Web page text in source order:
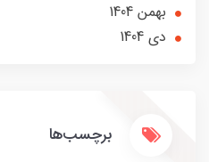
بهمن 1404
دی 1404
برچسب‌ها